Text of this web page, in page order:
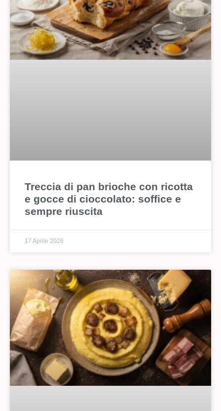
Treccia di pan brioche con ricotta
e gocce di cioccolato: soffice e
sempre riuscita
17 Aprile 2026